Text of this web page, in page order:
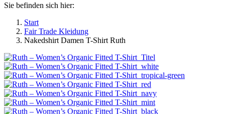
Sie befinden sich hier:
Start
Fair Trade Kleidung
Nakedshirt Damen T-Shirt Ruth